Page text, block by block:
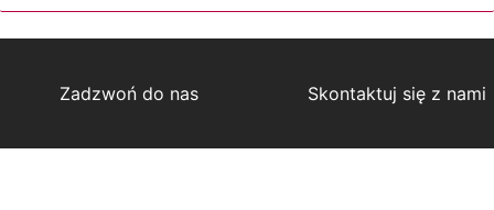
Zadzwoń do nas Skontaktuj się z nami